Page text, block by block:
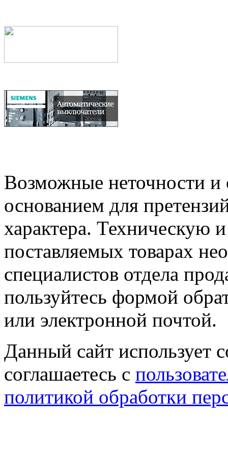
Возможные неточности и
основанием для
характера.
поставляемых товарах
специалистов отдела
пользуйтесь формой
или электронной почтой.
Данный сайт использует
соглашаетесь с
политикой обработки